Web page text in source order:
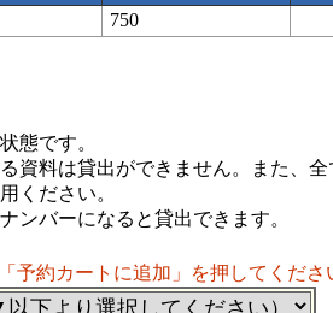
750
態です。
資料は貸出ができません。また、
ください。
ンバーになると貸出できます。
予約カートに追加」を押してくださ